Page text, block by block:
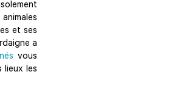
et ses
a
vous
les